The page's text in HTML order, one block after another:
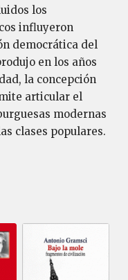
los
influyeron
democrática del
en los años
la concepción
articular el
modernas
clases populares.